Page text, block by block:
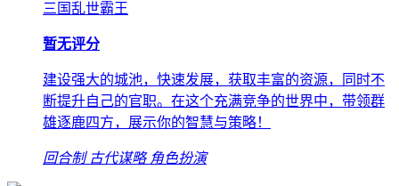
三国乱世霸王
暂无评分
建设强大的城池，快速发展，获取丰富的资源，同时不
断提升自己的官职。在这个充满竞争的世界中，带领群
雄逐鹿四方，展示你的智慧与策略！
回合制 古代谋略 角色扮演